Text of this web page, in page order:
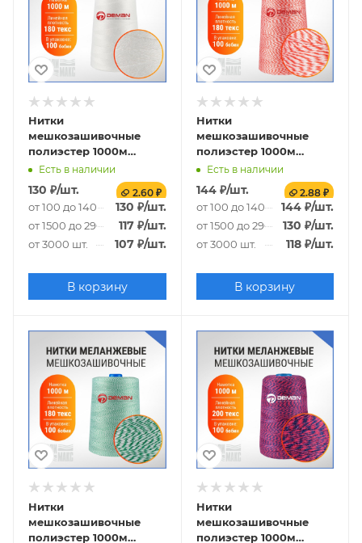
Нитки
мешкозашивочные
полиэстер 1000м
0,20кг 180текс, белый
Есть в наличии
130 ₽/шт. 2.60 ₽
от 100 до 1400 шт.130 ₽/шт.
от 1500 до 2900 шт.
117₽/шт.
от 3000 шт. 107₽/шт.
В корзину
Нитки
мешкозашивочные
полиэстер 1000м
0,20кг 180текс, белый/
красный
Есть в наличии
144₽/шт. 2.88 ₽
от 100 до 1400 шт.144 ₽/шт.
от 1500 до 2900 шт.
130 ₽/шт.
от 3000 шт. 118 ₽/шт.
В корзину
Нитки
мешкозашивочные
полиэстер 1000м
Нитки
мешкозашивочные
полиэстер 1000м